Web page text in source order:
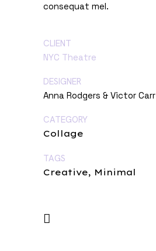
consequat mel.
CLIENT
NYC Theatre
DESIGNER
Anna Rodgers & Victor Carr
CATEGORY
Collage
TAGS
Creative, Minimal